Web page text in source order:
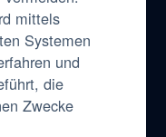
mittels
Systemen
und
die
Zwecke